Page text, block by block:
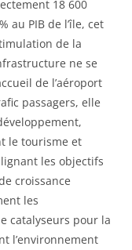
18 600
au PIB de l’île, cet
de la
ne se
de l’aéroport
passagers, elle
le tourisme et
les objectifs
croissance
les
catalyseurs pour la
l’environnement